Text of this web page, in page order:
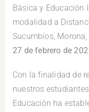
Básica y Educación
modalidad a
Sucumbíos,
27 de febrero de
Con la finalidad de
nuestros
Educación ha